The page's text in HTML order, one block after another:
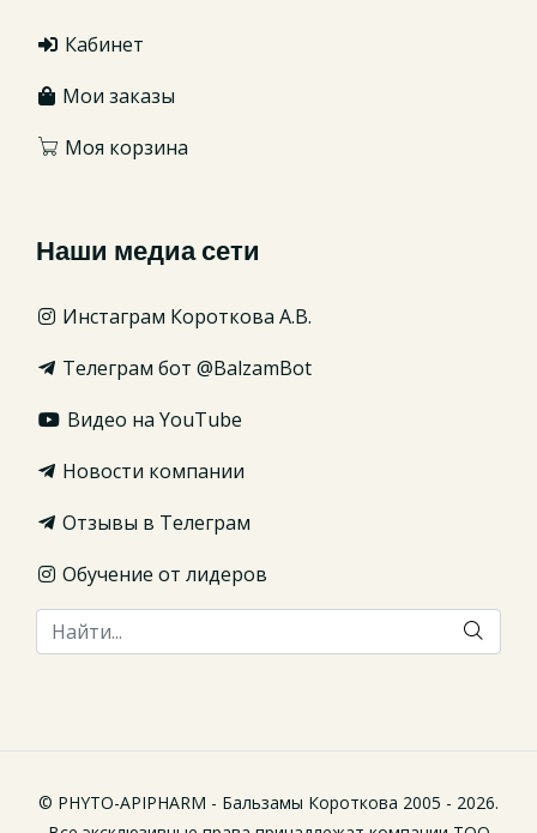
Кабинет
Мои заказы
Моя корзина
Наши медиа сети
Инстаграм Короткова А.В.
Телеграм бот @BalzamBot
Видео на YouTube
Новости компании
Отзывы в Телеграм
Обучение от лидеров
© PHYTO-APIPHARM - Бальзамы Короткова 2005 - 2026.